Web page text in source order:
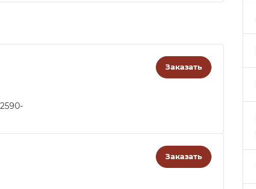
Заказать
Заказать